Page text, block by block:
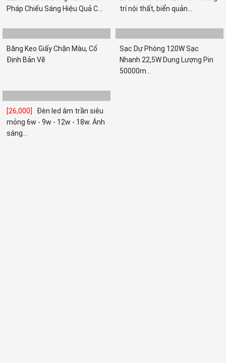
Pháp Chiếu Sáng Hiệu Quả C...
trí nội thất, biển quản...
Băng Keo Giấy Chặn Màu, Cố
Định Bản Vẽ
Sạc Dự Phòng 120W Sạc
Nhanh 22,5W Dung Lượng Pin
50000m...
[26,000]
Đèn led âm trần siêu
mỏng 6w - 9w - 12w - 18w. Ánh
sáng...